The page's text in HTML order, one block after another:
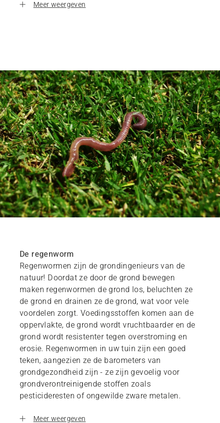
Meer weergeven
De regenworm
Regenwormen zijn de grondingenieurs van de
natuur! Doordat ze door de grond bewegen
maken regenwormen de grond los, beluchten ze
de grond en drainen ze de grond, wat voor vele
voordelen zorgt. Voedingsstoffen komen aan de
oppervlakte, de grond wordt vruchtbaarder en de
grond wordt resistenter tegen overstroming en
erosie. Regenwormen in uw tuin zijn een goed
teken, aangezien ze de barometers van
grondgezondheid zijn - ze zijn gevoelig voor
grondverontreinigende stoffen zoals
pesticideresten of ongewilde zware metalen.
Meer weergeven